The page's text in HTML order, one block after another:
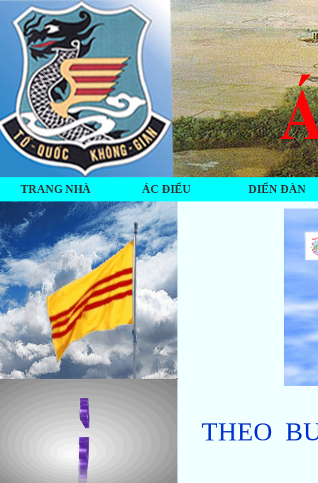
TRANG NHÀ ÁC ĐIỂU DIỂN ĐÀN
THEO